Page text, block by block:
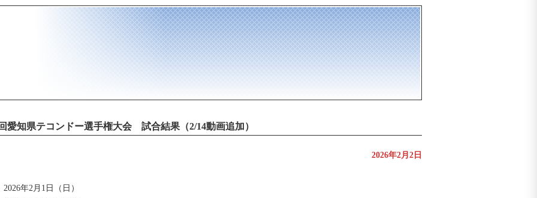
愛知県テコンドー選手権大会 試合結果（2/14動画追加）
2026年2月2日
2026年2月1日（日）